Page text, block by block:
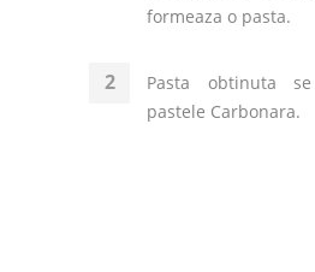
formeaza o pasta.
Pasta obtinuta
pastele Carbonara.